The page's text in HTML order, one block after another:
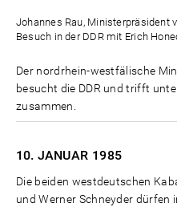
Johannes Rau, Ministerpräsident
Besuch in der DDR mit Erich
Der nordrhein-westfälische
besucht die DDR und trifft
zusammen.
10. JANUAR 1985
Die beiden westdeutschen
und Werner Schneyder dürfen